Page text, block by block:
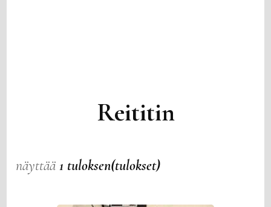
Reititin
näyttää1 tuloksen(tulokset)